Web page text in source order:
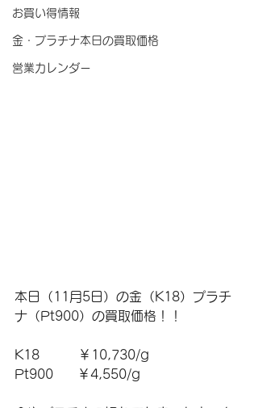
お買い得情報
金・プラチナ本日の買取価格
営業カレンダー
本日（11月5日）の金（K18）プラチ
ナ（Pt900）の買取価格！！
K18　　　￥10,730/g
Pt900      ￥4,550/g